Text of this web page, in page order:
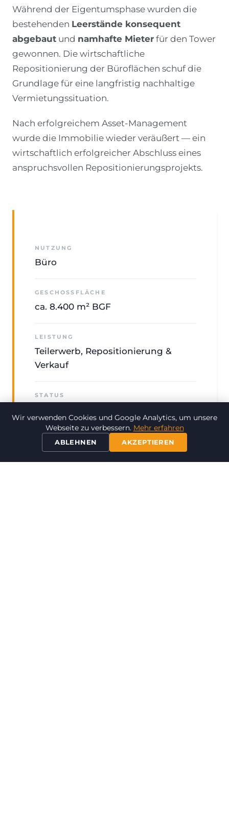
Während der Eigentumsphase wurden die
bestehenden Leerstände konsequent
abgebaut und namhafte Mieter für den Tower
gewonnen. Die wirtschaftliche
Repositionierung der Büroflächen schuf die
Grundlage für eine langfristig nachhaltige
Vermietungssituation.
Nach erfolgreichem Asset-Management
wurde die Immobilie wieder veräußert — ein
wirtschaftlich erfolgreicher Abschluss eines
anspruchsvollen Repositionierungsprojekts.
NUTZUNG
Büro
GESCHOSSFLÄCHE
ca. 8.400 m² BGF
LEISTUNG
Teilerwerb, Repositionierung &
Verkauf
STATUS
Wir verwenden Cookies und Google Analytics, um unsere
Webseite zu verbessern. Mehr erfahren
ABLEHNEN AKZEPTIEREN